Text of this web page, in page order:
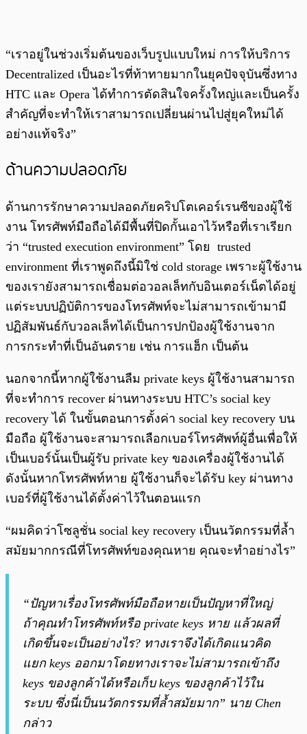
“เราอยู่ในช่วงเริ่มต้นของเว็บรูปแบบใหม่ การให้บริการ
Decentralized เป็นอะไรที่ท้าทายมากในยุคปัจจุบันซึ่งทาง
HTC และ Opera ได้ทำการตัดสินใจครั้งใหญ่และเป็นครั้ง
สำคัญที่จะทำให้เราสามารถเปลี่ยนผ่านไปสู่ยุคใหม่ได้
อย่างแท้จริง”
ด้านความปลอดภัย
ด้านการรักษาความปลอดภัยคริปโตเคอร์เรนซีของผู้ใช้
งาน โทรศัพท์มือถือได้มีพื้นที่ปิดกั้นเอาไว้หรือที่เราเรียก
ว่า “trusted execution environment” โดย trusted
environment ที่เราพูดถึงนี้มิใช่ cold storage เพราะผู้ใช้งาน
ของเรายังสามารถเชื่อมต่อวอลเล็ทกับอินเตอร์เน็ตได้อยู่
แต่ระบบปฏิบัติการของโทรศัพท์จะไม่สามารถเข้ามามี
ปฏิสัมพันธ์กับวอลเล็ทได้เป็นการปกป้องผู้ใช้งานจาก
การกระทำที่เป็นอันตราย เช่น การแฮ็ก เป็นต้น
นอกจากนี้หากผู้ใช้งานลืม private keys ผู้ใช้งานสามารถ
ที่จะทำการ recover ผ่านทางระบบ HTC’s social key
recovery ได้ ในขั้นตอนการตั้งค่า social key recovery บน
มือถือ ผู้ใช้งานจะสามารถเลือกเบอร์โทรศัพท์ผู้อื่นเพื่อให้
เป็นเบอร์นั้นเป็นผู้รับ private key ของเครื่องผู้ใช้งานได้
ดังนั้นหากโทรศัพท์หาย ผู้ใช้งานก็จะได้รับ key ผ่านทาง
เบอร์ที่ผู้ใช้งานได้ตั้งค่าไว้ในตอนแรก
“ผมคิดว่าโซลูชั่น social key recovery เป็นนวัตกรรมที่ล้ำ
สมัยมากกรณีที่โทรศัพท์ของคุณหาย คุณจะทำอย่างไร”
“ปัญหาเรื่องโทรศัพท์มือถือหายเป็นปัญหาที่ใหญ่
ถ้าคุณทำโทรศัพท์หรือ private keys หาย แล้วผลที่
เกิดขึ้นจะเป็นอย่างไร? ทางเราจึงได้เกิดแนวคิด
แยก keys ออกมาโดยทางเราจะไม่สามารถเข้าถึง
keys ของลูกค้าได้หรือเก็บ keys ของลูกค้าไว้ใน
ระบบ ซึ่งนี่เป็นนวัตกรรมที่ล้ำสมัยมาก” นาย Chen
กล่าว